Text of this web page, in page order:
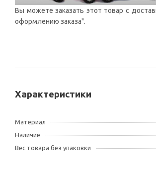
Вы можете заказать этот товар с
оформлению заказа".
Характеристики
Материал
Наличие
Вес товара без упаковки